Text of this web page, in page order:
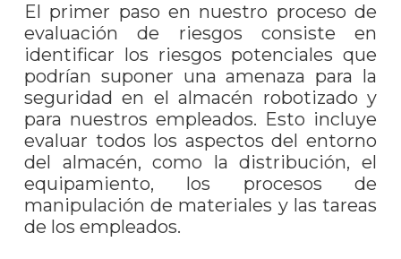
El primer paso en nuestro proceso de
evaluación de riesgos consiste en
identificar los riesgos potenciales que
podrían suponer una amenaza para la
seguridad en el almacén robotizado y
para nuestros empleados. Esto incluye
evaluar todos los aspectos del entorno
del almacén, como la distribución, el
equipamiento, los procesos de
manipulación de materiales y las tareas
de los empleados.